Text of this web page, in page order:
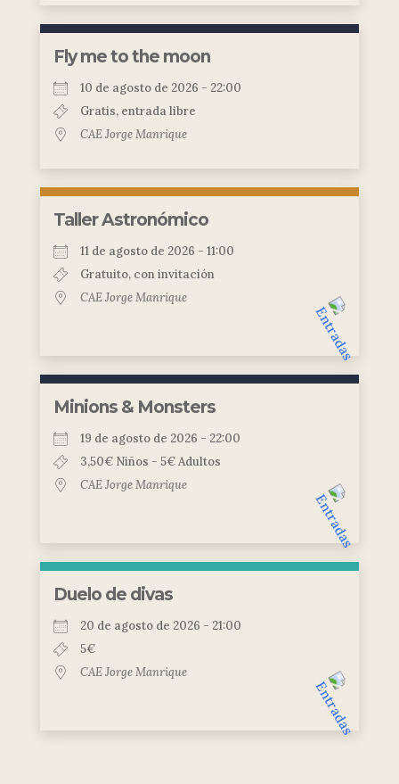
Fly me to the moon
10 de agosto de 2026 - 22:00
Gratis, entrada libre
CAE Jorge Manrique
Taller Astronómico
11 de agosto de 2026 - 11:00
Gratuito, con invitación
CAE Jorge Manrique
Minions & Monsters
19 de agosto de 2026 - 22:00
3,50€ Niños - 5€ Adultos
CAE Jorge Manrique
Duelo de divas
20 de agosto de 2026 - 21:00
5€
CAE Jorge Manrique